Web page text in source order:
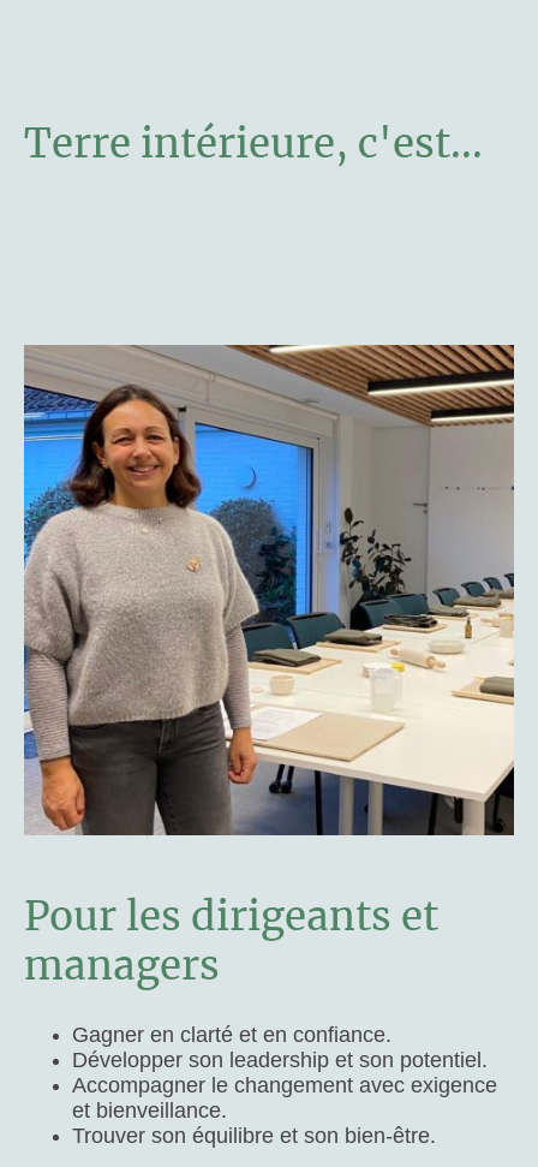
Terre intérieure, c'est...
Pour les dirigeants et
managers
Gagner en clarté et en confiance.
Développer son leadership et son potentiel.
Accompagner le changement avec exigence
et bienveillance.
Trouver son équilibre et son bien-être.